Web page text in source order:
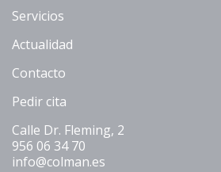
Servicios
Actualidad
Contacto
Pedir cita
Calle Dr. Fleming, 2
956 06 34 70
info@colman.es